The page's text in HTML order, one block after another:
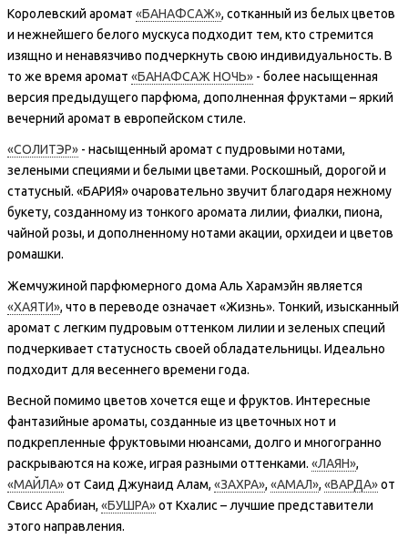
Королевский аромат «БАНАФСАЖ», сотканный из белых цветов
и нежнейшего белого мускуса подходит тем, кто стремится
изящно и ненавязчиво подчеркнуть свою индивидуальность. В
то же время аромат «БАНАФСАЖ НОЧЬ» - более насыщенная
версия предыдущего парфюма, дополненная фруктами – яркий
вечерний аромат в европейском стиле.
«СОЛИТЭР» - насыщенный аромат с пудровыми нотами,
зелеными специями и белыми цветами. Роскошный, дорогой и
статусный. «БАРИЯ» очаровательно звучит благодаря нежному
букету, созданному из тонкого аромата лилии, фиалки, пиона,
чайной розы, и дополненному нотами акации, орхидеи и цветов
ромашки.
Жемчужиной парфюмерного дома Аль Харамэйн является
«ХАЯТИ», что в переводе означает «Жизнь». Тонкий, изысканный
аромат с легким пудровым оттенком лилии и зеленых специй
подчеркивает статусность своей обладательницы. Идеально
подходит для весеннего времени года.
Весной помимо цветов хочется еще и фруктов. Интересные
фантазийные ароматы, созданные из цветочных нот и
подкрепленные фруктовыми нюансами, долго и многогранно
раскрываются на коже, играя разными оттенками. «ЛАЯН»,
«МАЙЛА»от Саид Джунаид Алам, «ЗАХРА», «АМАЛ», «ВАРДА»от
Свисс Арабиан, «БУШРА»от Кхалис – лучшие представители
этого направления.